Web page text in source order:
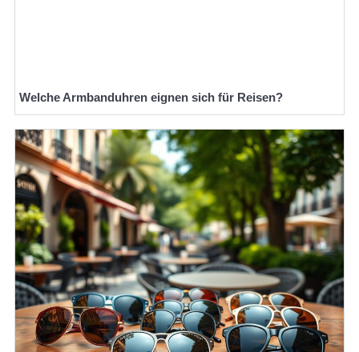
Welche Armbanduhren eignen sich für Reisen?